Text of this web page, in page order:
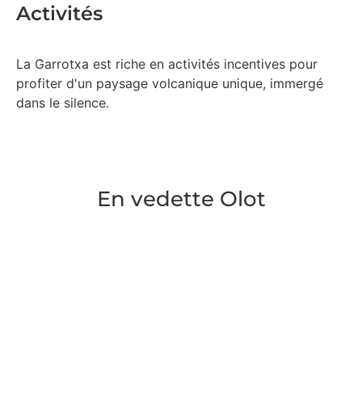
Activités
La Garrotxa est riche en activités incentives pour
profiter d'un paysage volcanique unique, immergé
dans le silence.
En vedette Olot